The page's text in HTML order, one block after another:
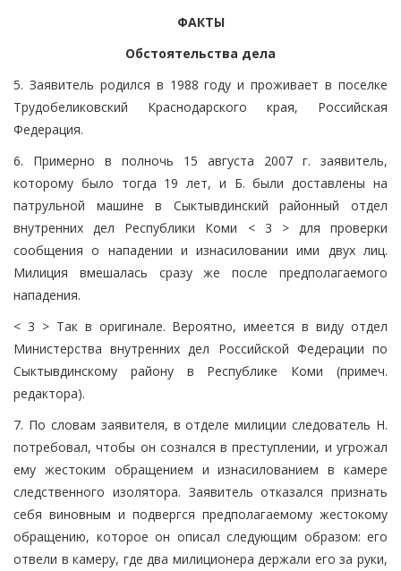
ФАКТЫ
Обстоятельства дела
5. Заявитель родился в 1988 году и проживает в поселке
Трудобеликовский Краснодарского края, Российская
Федерация.
6. Примерно в полночь 15 августа 2007 г. заявитель,
которому было тогда 19 лет, и Б. были доставлены на
патрульной машине в Сыктывдинский районный отдел
внутренних дел Республики Коми < 3 > для проверки
сообщения о нападении и изнасиловании ими двух лиц.
Милиция вмешалась сразу же после предполагаемого
нападения.
< 3 > Так в оригинале. Вероятно, имеется в виду отдел
Министерства внутренних дел Российской Федерации по
Сыктывдинскому району в Республике Коми (примеч.
редактора).
7. По словам заявителя, в отделе милиции следователь Н.
потребовал, чтобы он сознался в преступлении, и угрожал
ему жестоким обращением и изнасилованием в камере
следственного изолятора. Заявитель отказался признать
себя виновным и подвергся предполагаемому жестокому
обращению, которое он описал следующим образом: его
отвели в камеру, где два милиционера держали его за руки,